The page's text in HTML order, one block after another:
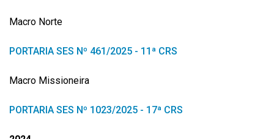
Macro Norte
PORTARIA SES Nº 461/2025 - 11ª CRS
Macro Missioneira
PORTARIA SES Nº 1023/2025 - 17ª CRS